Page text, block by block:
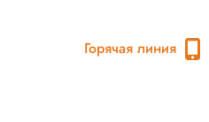
Горячая линия